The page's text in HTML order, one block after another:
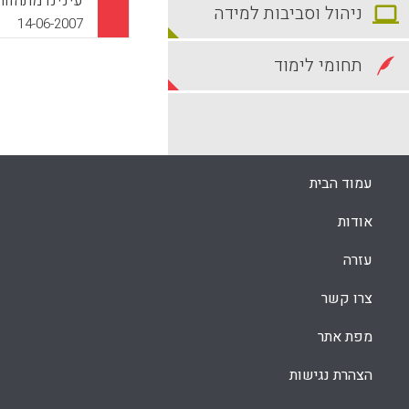
כתיבה
שכלליה
14-06-2007 ניהול וסביבות למידה
תחומי לימוד
עמוד הבית
אודות
עזרה
צרו קשר
מפת אתר
הצהרת נגישות